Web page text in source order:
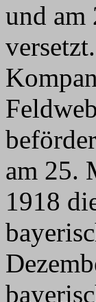
und am
am 25.
1918